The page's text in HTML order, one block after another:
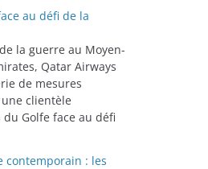
au défi de la
la guerre au Moyen-
Qatar Airways
de mesures
clientèle
Golfe face au défi
contemporain : les